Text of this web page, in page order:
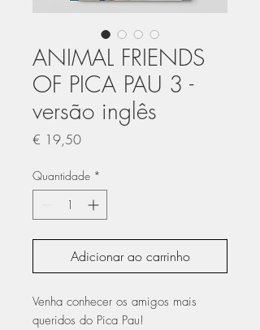
ANIMAL FRIENDS
OF PICA PAU 3 -
versão inglês
€ 19,50Preço
Quantidade *
Adicionar ao carrinho
Venha conhecer os amigos mais
queridos do Pica Pau!